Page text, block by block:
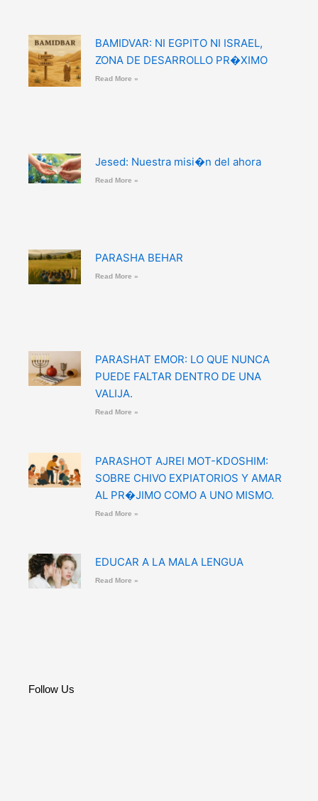
BAMIDVAR: NI EGPITO NI ISRAEL,
ZONA DE DESARROLLO PR�XIMO
Read More »
Jesed: Nuestra misi�n del ahora
Read More »
PARASHA BEHAR
Read More »
PARASHAT EMOR: LO QUE NUNCA
PUEDE FALTAR DENTRO DE UNA
VALIJA.
Read More »
PARASHOT AJREI MOT-KDOSHIM:
SOBRE CHIVO EXPIATORIOS Y AMAR
AL PR�JIMO COMO A UNO MISMO.
Read More »
EDUCAR A LA MALA LENGUA
Read More »
Follow Us